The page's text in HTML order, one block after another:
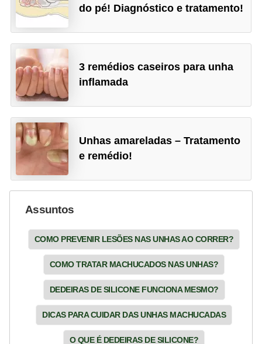
do pé! Diagnóstico e tratamento!
3 remédios caseiros para unha
inflamada
Unhas amareladas – Tratamento
e remédio!
Assuntos
COMO PREVENIR LESÕES NAS UNHAS AO CORRER?
COMO TRATAR MACHUCADOS NAS UNHAS?
DEDEIRAS DE SILICONE FUNCIONA MESMO?
DICAS PARA CUIDAR DAS UNHAS MACHUCADAS
O QUE É DEDEIRAS DE SILICONE?